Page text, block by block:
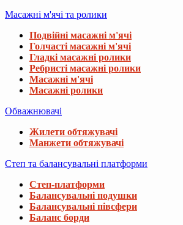
Масажні м'ячі та ролики
Подвійні масажні м'ячі
Голчасті масажні м'ячі
Гладкі масажні ролики
Ребристі масажні ролики
Масажні м'ячі
Масажні ролики
Обважнювачі
Жилети обтяжувачі
Манжети обтяжувачі
Степ та балансувальні платформи
Степ-платформи
Балансувальні подушки
Балансувальні півсфери
Баланс борди